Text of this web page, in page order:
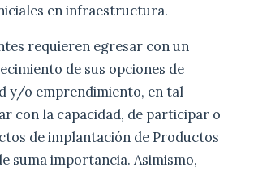
en infraestructura.
requieren egresar con un
de sus opciones de
y/o emprendimiento, en tal
con la capacidad, de participar o
de implantación de Productos
suma importancia. Asimismo,